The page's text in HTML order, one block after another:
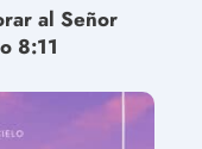
al Señor
8:11